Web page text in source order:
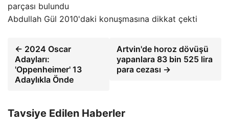
parçası bulundu
Abdullah Gül 2010'daki konuşmasına dikkat çekti
← 2024 Oscar
Adayları:
'Oppenheimer' 13
Adaylıkla Önde
Artvin'de horoz dövüşü
yapanlara 83 bin 525 lira
para cezası →
Tavsiye Edilen Haberler